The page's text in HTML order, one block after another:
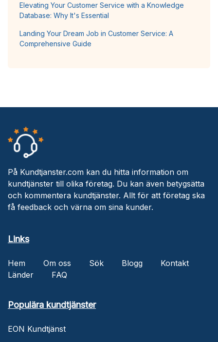
Elevating Your Customer Service with a Knowledge
Database: Why It's Essential
Landing Your Dream Job in Customer Service: A
Comprehensive Guide
På Kundtjanster.com kan du hitta information om
kundtjänster till olika företag. Du kan även betygsätta
och kommentera kundtjänster. Allt för att företag ska
få feedback och värna om sina kunder.
Links
Hem Om oss Sök Blogg
Kontakt
Länder
FAQ
Populära kundtjänster
EON Kundtjänst